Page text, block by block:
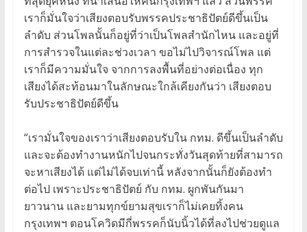
เราก็มั่นใจว่าเสียงตอบรับพรรคประชาธิปัตย์ดีขึ้นเป็น
ลำดับ ส่วนโพลนั้นก็อยู่ที่ว่าเป็นโพลสำนักไหน และอยู่ที่
การสำรวจในแต่ละช่วงเวลา ขอไม่ไปวิจารณ์โพล แต่
เราก็มีความมั่นใจ จากการลงพื้นที่อย่างต่อเนื่อง ทุก
เสียงได้สะท้อนมาในลักษณะใกล้เคียงกันว่า เสียงตอบ
รับประชาธิปัตย์ดีขึ้น
“เรามั่นใจของเราว่าเสียงตอบรับใน กทม. ดีขึ้นเป็นลำดับ
และจะต้องทำงานหนักไปจนกระทั่งวันสุดท้ายที่สามารถ
จะหาเสียงได้ แต่ไม่ได้จบเท่านี้ หลังจากนั้นก็ยังต้องทำ
ต่อไป เพราะประชาธิปัตย์ กับ กทม. ผูกพันกันมา
ยาวนาน และยามทุกข์ยามสุขเราก็ไม่เคยทิ้งคน
กรุงเทพฯ ตอนโควิดมีกี่พรรคก็นับนิ้วได้ที่ลงไปช่วยดูแล